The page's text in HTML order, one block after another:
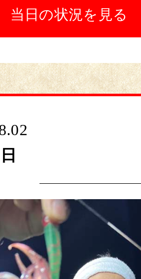
当日の状況を見る